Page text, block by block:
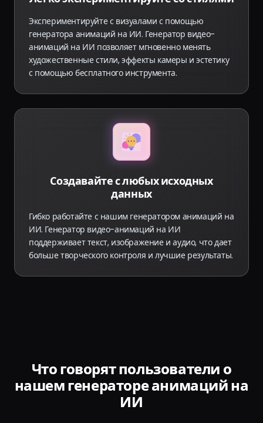
Экспериментируйте с визуалами с помощью
генератора анимаций на ИИ. Генератор видео-
анимаций на ИИ позволяет мгновенно менять
художественные стили, эффекты камеры и эстетику
с помощью бесплатного инструмента.
Создавайте с любых исходных
данных
Гибко работайте с нашим генератором анимаций на
ИИ. Генератор видео-анимаций на ИИ
поддерживает текст, изображение и аудио, что дает
больше творческого контроля и лучшие результаты.
Что говорят пользователи о
нашем генераторе анимаций на
ИИ